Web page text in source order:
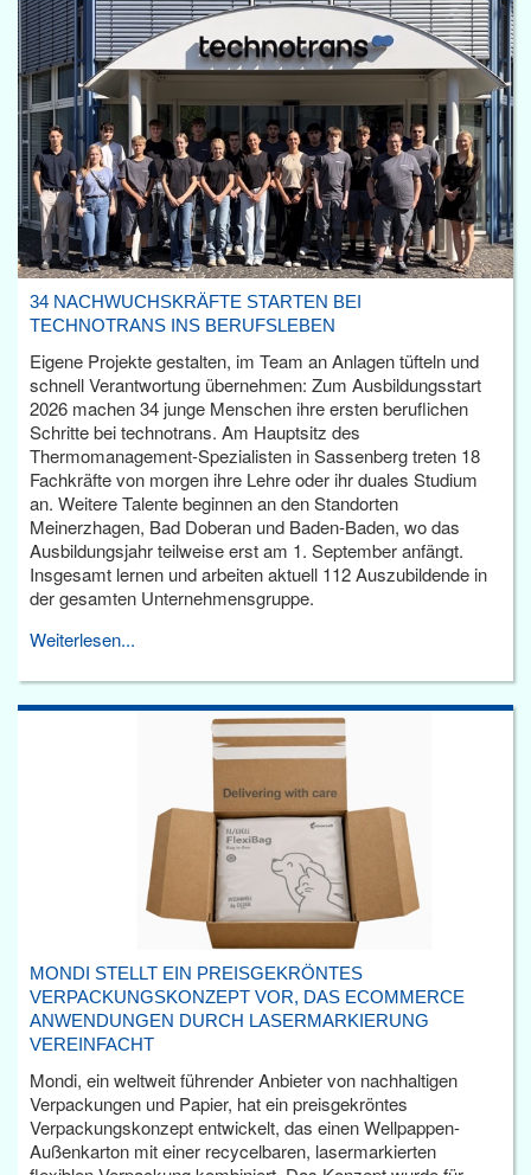
34 NACHWUCHSKRÄFTE STARTEN BEI
TECHNOTRANS INS BERUFSLEBEN
Eigene Projekte gestalten, im Team an Anlagen tüfteln und
schnell Verantwortung übernehmen: Zum Ausbildungsstart
2026 machen 34 junge Menschen ihre ersten beruflichen
Schritte bei technotrans. Am Hauptsitz des
Thermomanagement-Spezialisten in Sassenberg treten 18
Fachkräfte von morgen ihre Lehre oder ihr duales Studium
an. Weitere Talente beginnen an den Standorten
Meinerzhagen, Bad Doberan und Baden-Baden, wo das
Ausbildungsjahr teilweise erst am 1. September anfängt.
Insgesamt lernen und arbeiten aktuell 112 Auszubildende in
der gesamten Unternehmensgruppe.
Weiterlesen...
MONDI STELLT EIN PREISGEKRÖNTES
VERPACKUNGSKONZEPT VOR, DAS ECOMMERCE
ANWENDUNGEN DURCH LASERMARKIERUNG
VEREINFACHT
Mondi, ein weltweit führender Anbieter von nachhaltigen
Verpackungen und Papier, hat ein preisgekröntes
Verpackungskonzept entwickelt, das einen Wellpappen-
Außenkarton mit einer recycelbaren, lasermarkierten